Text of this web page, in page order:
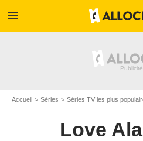
menu
Accueil Séries Séries TV les plus
Love